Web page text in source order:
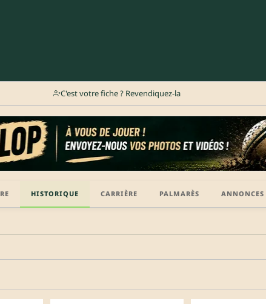
C'est votre fiche ? Revendiquez-la
HISTORIQUE CARRIÈRE PALMARÈS ANNONCES